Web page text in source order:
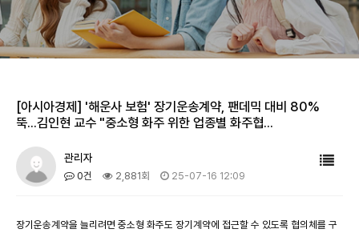
[아시아경제] '해운사 보험' 장기운송계약, 팬데믹 대비 80%
뚝...김인현 교수 "중소형 화주 위한 업종별 화주협…
관리자
0건 2,881회 25-07-16 12:09
장기운송계약을 늘리려면 중소형 화주도 장기계약에 접근할 수 있도록 협의체를 구